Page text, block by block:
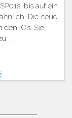
bis auf ein
Die neue
IO’s. Sie
…